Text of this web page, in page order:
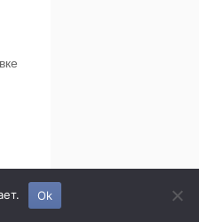
Сумы.
Ok